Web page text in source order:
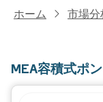
ホーム 市場分
MEA容積式ポ